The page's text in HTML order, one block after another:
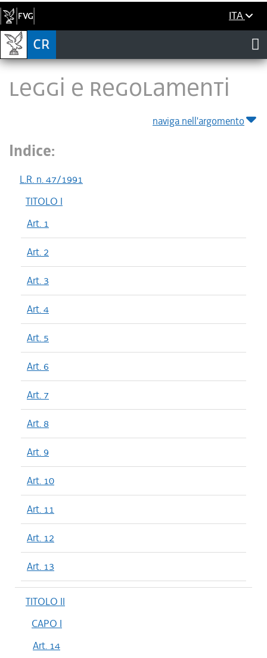
ITA
LEGGI E REGOLAMENTI
naviga nell'argomento
Indice:
L.R. n. 47/1991
TITOLO I
Art. 1
Art. 2
Art. 3
Art. 4
Art. 5
Art. 6
Art. 7
Art. 8
Art. 9
Art. 10
Art. 11
Art. 12
Art. 13
TITOLO II
CAPO I
Art. 14